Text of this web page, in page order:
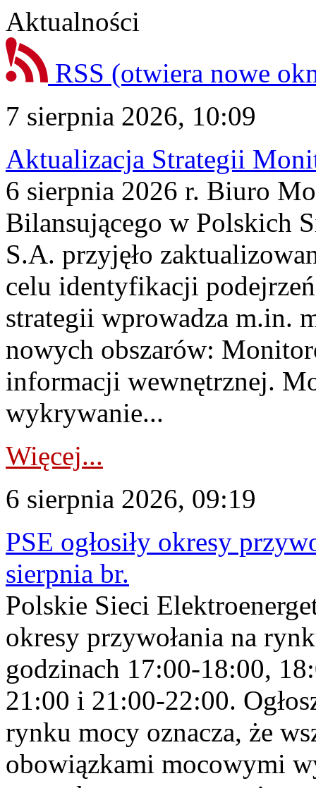
Aktualności
RSS (otwiera nowe
7 sierpnia 2026, 10:09
Aktualizacja Strategii
6 sierpnia 2026 r. Biuro
Bilansującego w Polskich
S.A. przyjęło
celu identyfikacji
strategii wprowadza m.in.
nowych obszarów:
informacji wewnętrznej.
wykrywanie...
Więcej...
6 sierpnia 2026, 09:19
PSE ogłosiły okresy
sierpnia br.
Polskie Sieci
okresy przywołania na
godzinach 17:00-18:00,
21:00 i 21:00-22:00.
rynku mocy oznacza, że
obowiązkami mocowymi